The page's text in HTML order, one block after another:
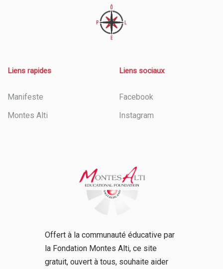
Liens rapides
Manifeste
Montes Alti
Liens sociaux
Facebook
Instagram
Offert à la communauté éducative par
la Fondation Montes Alti, ce site
gratuit, ouvert à tous, souhaite aider